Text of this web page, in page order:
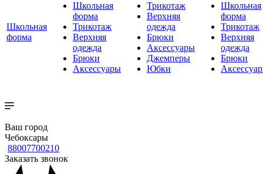
Школьная
форма
Школьная
форма
Трикотаж
Верхняя
одежда
Брюки
Аксессуары
Трикотаж
Верхняя
одежда
Брюки
Аксессуары
Джемперы
Юбки
Школьная
форма
Трикотаж
Верхняя
одежда
Брюки
Ваш город
Чебоксары
88007700210
Заказать звонок